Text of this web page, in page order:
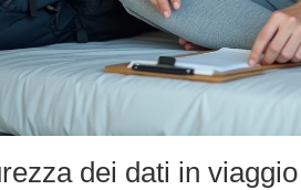
dei dati in viaggio